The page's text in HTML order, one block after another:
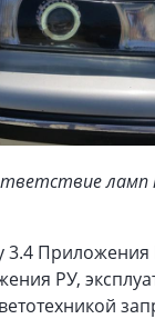
ламп
3.4
РУ,